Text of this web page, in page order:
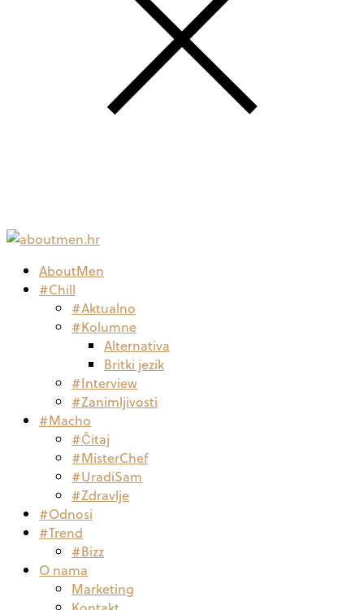
AboutMen
#Chill
#Aktualno
#Kolumne
Alternativa
Britki jezik
#Interview
#Zanimljivosti
#Macho
#Čitaj
#MisterChef
#UradiSam
#Zdravlje
#Odnosi
#Trend
#Bizz
O nama
Marketing